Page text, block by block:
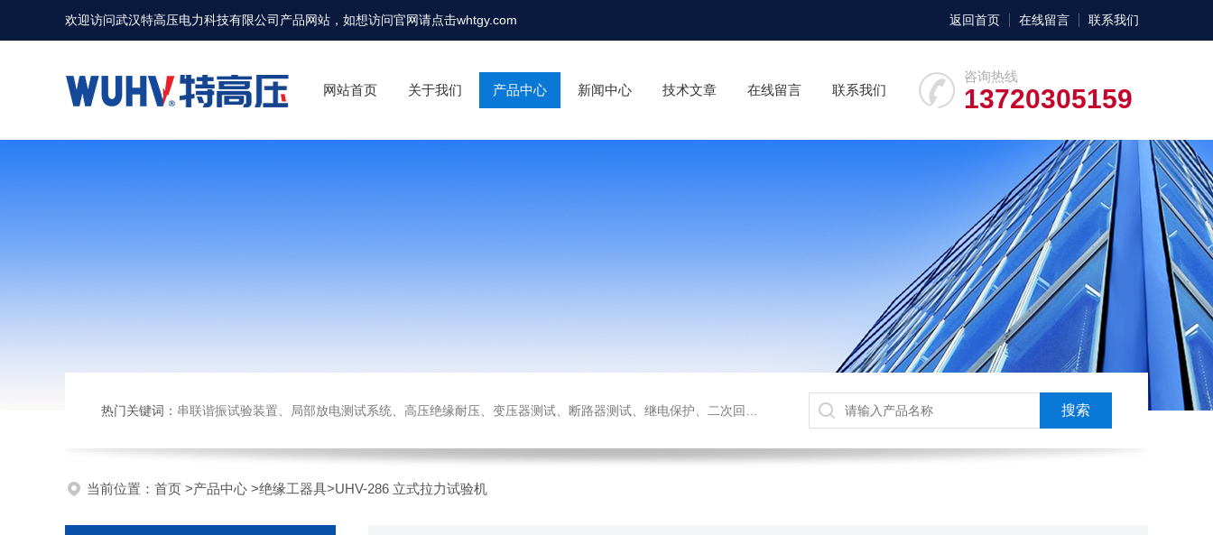
欢迎访问武汉特高压电力科技有限公司产品网站，如想访问官网请点击whtgy.com 返回首页 在线留言 联系我们
咨询热线
13720305159
网站首页 关于我们 产品中心 新闻中心 技术文章 在线留言 联系我们
热门关键词： 串联谐振试验装置、局部放电测试系统、高压绝缘耐压、变压器测试、断路器测试、继电保护、二次回路测试、电
当前位置： 首页 >产品中心 >绝缘工器具>UHV-286 立式拉力试验机